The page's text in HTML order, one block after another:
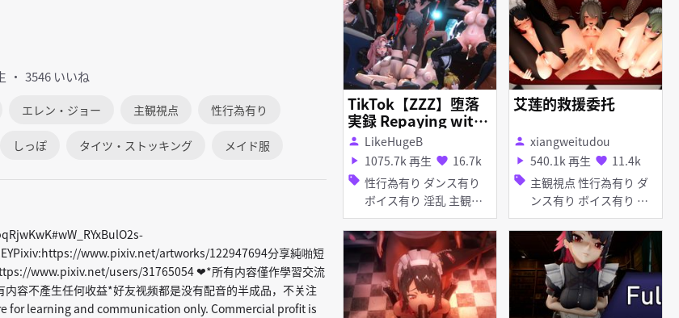
3546 いいね
エレン・ジョー 主観視点 性行為有り
しっぽ タイツ・ストッキング メイド服
www.pixiv.net/artworks/122947694分享純啪短
www.pixiv.net/users/31765054 ❤*所有内容僅作學習交流
容不產生任何收益*好友视频都是没有配音的半成品，不关注
for learning and communication only. Commercial profit is
TikTok【ZZZ】堕落
実録 Repaying with
the body squirting
Collection 肉償い潮
吹 Nicole ZhuYuan El
len
person LikeHugeB
play_arrow 1075.7k 再生 favorite 16.7k
sell 性行為有り ダンス有り
ボイス有り 淫乱 主観視
点 しっぽ マイクロ水着
アヘ顔 イラマチオ フェ
ラ 乱交 妊娠・ボテ腹 バ
イブ・ローター アナル責
め
艾莲的救援委托
person xiangweitudou
play_arrow 540.1k 再生 favorite 11.4k
sell 主観視点 性行為有り ダ
ンス有り ボイス有り ハ
ーレム 淫乱 巨乳 しっぽ
タイツ・ストッキング バ
ニーガール マイクロ水着
メイド服 アヘ顔 種付け
プレス ディープスロート
フェラ 乱交